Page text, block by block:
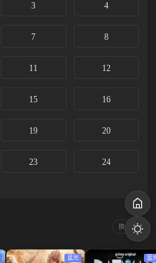
3 4
7 8
11 12
15 16
19 20
23 24
换一换
蓝光 蓝